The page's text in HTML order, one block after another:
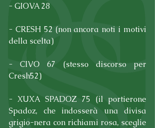
- GIOVA 28
- CRESH 52 (non ancora noti i motivi
della scelta)
- CIVO 67 (stesso discorso per
Cresh52)
- XUXA SPADOZ 75 (il portierone
Spadoz, che indosserà una divisa
grigio-nera con richiami rosa, sceglie